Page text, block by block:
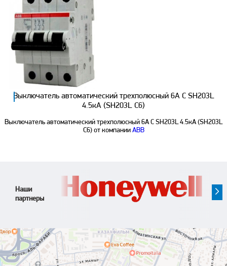
Выключатель автоматический трехполюсный 6А С SH203L
4.5кА (SH203L C6)
Выключатель автоматический трехполюсный 6А С SH203L 4.5кА (SH203L
C6) от компании ABB
Наши
партнеры